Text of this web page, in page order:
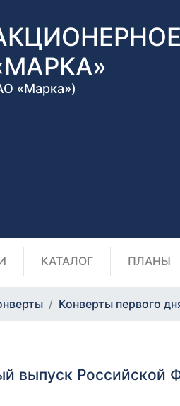
«Марка»)
КАТАЛОГ ПЛАНЫ
Конверты первого
выпуск Российской